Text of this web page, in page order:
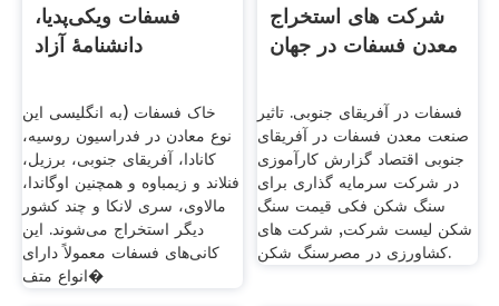
فسفات ویکی‌پدیا،
دانشنامهٔ آزاد
خاک فسفات (به انگلیسی این
نوع معادن در فدراسیون روسیه،
کانادا، آفریقای جنوبی، برزیل،
فنلاند و زیمباوه و همچنین اوگاندا،
مالاوی، سری لانکا و چند کشور
دیگر استخراج می‌شوند. این
کانی‌های فسفات معمولاً دارای
انواع متف�
شرکت های استخراج
معدن فسفات در جهان
فسفات در آفریقای جنوبی. تاثیر
صنعت معدن فسفات در آفریقای
جنوبی اقتصاد گزارش کارآموزی
در شركت سرمایه گذاری برای
سنگ شکن فکی قیمت سنگ
شکن لیست شرکت, شرکت های
کشاورزی در مصرسنگ شکن.